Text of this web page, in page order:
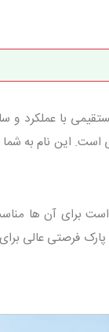
با عملکرد و
این نام به شما
برای آن ها
فرصتی عالی برای